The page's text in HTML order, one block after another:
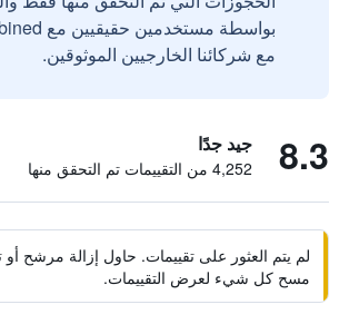
مع شركائنا الخارجيين الموثوقين.
8.3 جيد جدًا
4,252 من التقييمات تم التحقق منها
لم يتم العثور على تقييمات. حاول إزالة مرشح أو
مسح كل شيء لعرض التقييمات.